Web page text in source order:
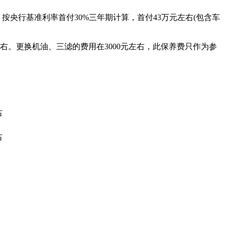
央行基准利率首付30%三年期计算，首付43万元左右(包含车
。更换机油、三滤的费用在3000元左右，此保养费只作为参